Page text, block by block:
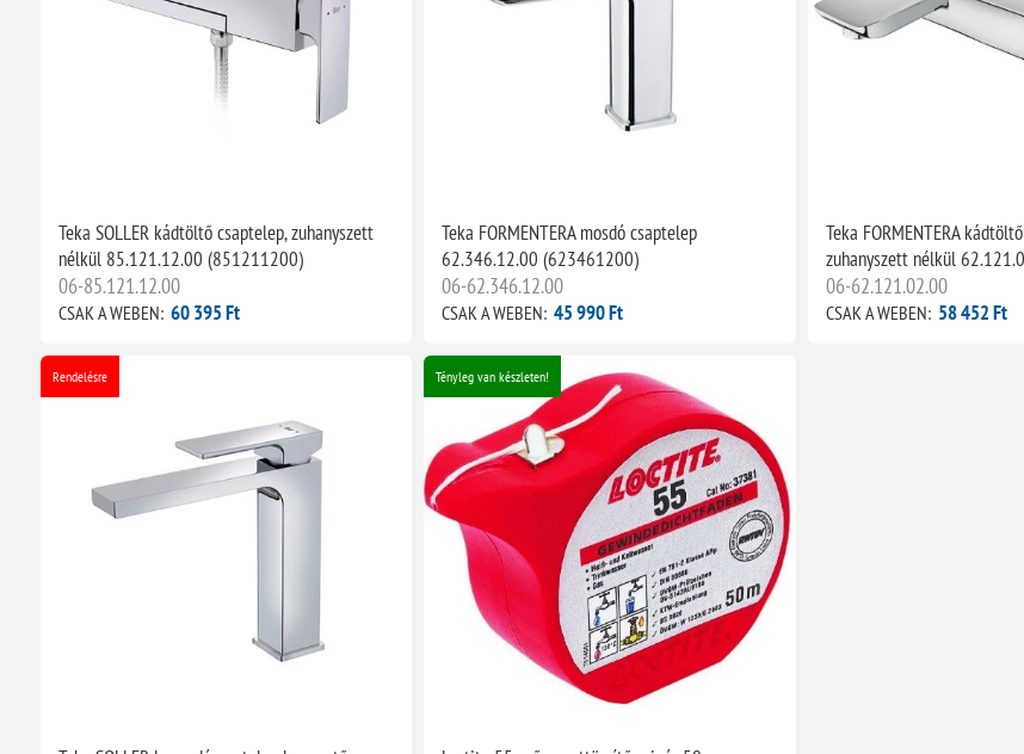
Teka SOLLER kádtöltő csaptelep, zuhanyszett
nélkül 85.121.12.00 (851211200)
06-85.121.12.00
CSAK A WEBEN: 60 395 Ft
Teka FORMENTERA mosdó csaptelep
62.346.12.00 (623461200)
06-62.346.12.00
CSAK A WEBEN: 45 990 Ft
Teka FORMENTERA
zuhanyszett nélkül
06-62.121.02.00
CSAK A WEBEN: 58 452 Ft
Rendelésre Tényleg van készleten!